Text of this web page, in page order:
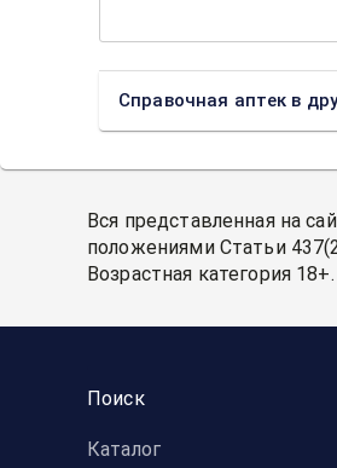
Справочная аптек в
Вся представленная на
положениями Статьи
Возрастная категория 18+.
Поиск
Каталог